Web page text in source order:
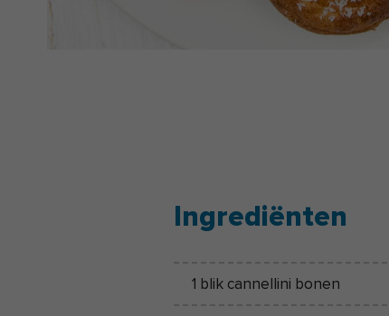
Ingrediënten
1 blik cannellini bonen